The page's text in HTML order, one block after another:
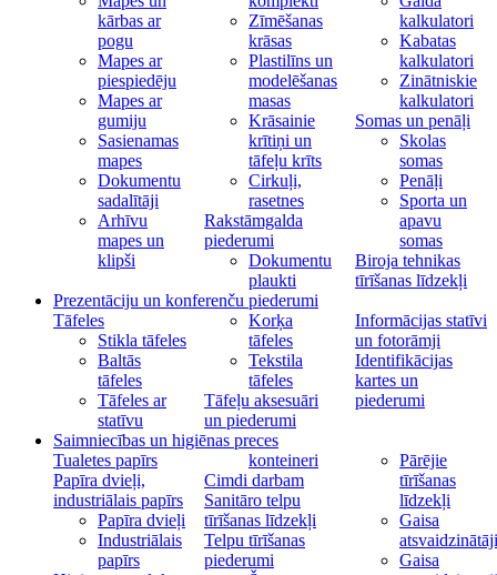
kārbas ar
pogu
Mapes ar
piespiedēju
Mapes ar
gumiju
Sasienamas
mapes
Dokumentu
sadalītāji
Arhīvu
mapes un
klipši
Zīmēšanas
krāsas
Plastilīns un
modelēšanas
masas
Krāsainie
krītiņi un
tāfeļu krīts
Cirkuļi,
rasetnes
Rakstāmgalda
piederumi
Dokumentu
plaukti
kalkulatori
Kabatas
kalkulatori
Zinātniskie
kalkulatori
Somas un penāļi
Skolas
somas
Penāļi
Sporta un
apavu
somas
Biroja tehnikas
tīrīšanas līdzekļi
Prezentāciju un konferenču piederumi
Tāfeles
Stikla tāfeles
Baltās
tāfeles
Tāfeles ar
statīvu
Korķa
tāfeles
Tekstila
tāfeles
Tāfeļu aksesuāri
un piederumi
Informācijas statīvi
un fotorāmji
Identifikācijas
kartes un
piederumi
Saimniecības un higiēnas preces
Tualetes papīrs
Papīra dvieļi,
industriālais papīrs
Papīra dvieļi
Industriālais
papīrs
konteineri
Cimdi darbam
Sanitāro telpu
tīrīšanas līdzekļi
Telpu tīrīšanas
piederumi
Pārējie
tīrīšanas
līdzekļi
Gaisa
atsvaidzinātāji
Gaisa